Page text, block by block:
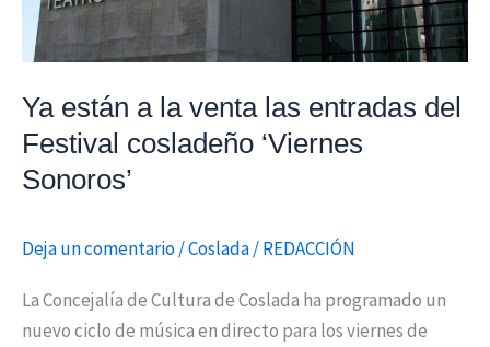
Ya están a la venta las entradas del
Festival cosladeño ‘Viernes
Sonoros’
Deja un comentario/Coslada/REDACCIÓN
La Concejalía de Cultura de Coslada ha programado un
nuevo ciclo de música en directo para los viernes de
Festival
cosladeño
Sonoros’